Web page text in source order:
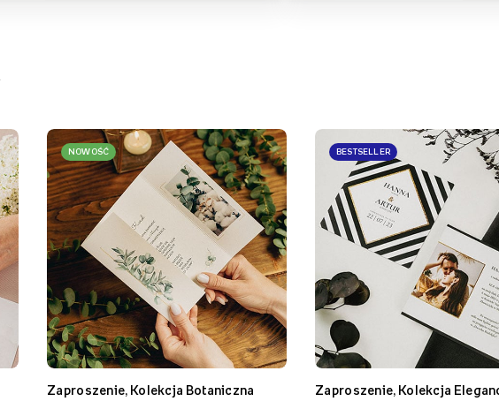
NOWOŚĆ
Zaproszenie, Kolekcja Botaniczna
BESTSELLER
Zaproszenie, Kolekcja